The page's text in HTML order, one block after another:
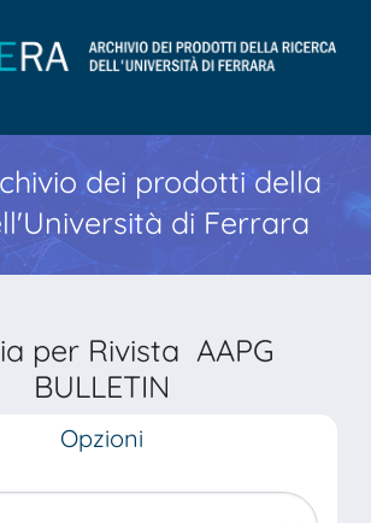
dei prodotti della
di Ferrara
per Rivista AAPG
BULLETIN
Opzioni